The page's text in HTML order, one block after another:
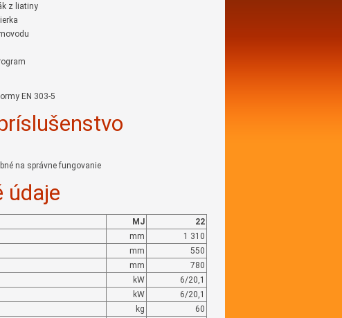
z liatiny
EN 303-5
na správne fungovanie
údaje
MJ
22
mm
1 310
mm
550
mm
780
kW
6/20,1
kW
6/20,1
kg
60